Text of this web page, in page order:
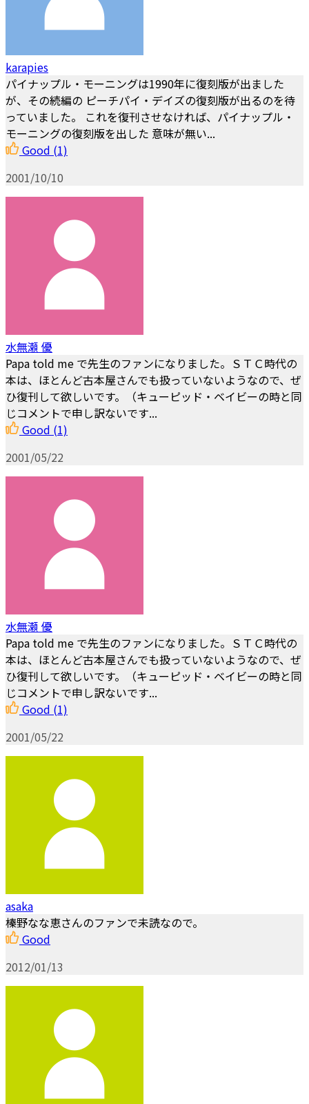
karapies
パイナップル・モーニングは1990年に復刻版が出ました
が、その続編の ピーチパイ・デイズの復刻版が出るのを待
っていました。 これを復刊させなければ、パイナップル・
モーニングの復刻版を出した 意味が無い...
Good (1)
2001/10/10
水無瀬 優
Papa told me で先生のファンになりました。ＳＴＣ時代の
本は、ほとんど古本屋さんでも扱っていないようなので、ぜ
ひ復刊して欲しいです。（キューピッド・ベイビーの時と同
じコメントで申し訳ないです...
Good (1)
2001/05/22
水無瀬 優
Papa told me で先生のファンになりました。ＳＴＣ時代の
本は、ほとんど古本屋さんでも扱っていないようなので、ぜ
ひ復刊して欲しいです。（キューピッド・ベイビーの時と同
じコメントで申し訳ないです...
Good (1)
2001/05/22
asaka
榛野なな恵さんのファンで未読なので。
Good
2012/01/13